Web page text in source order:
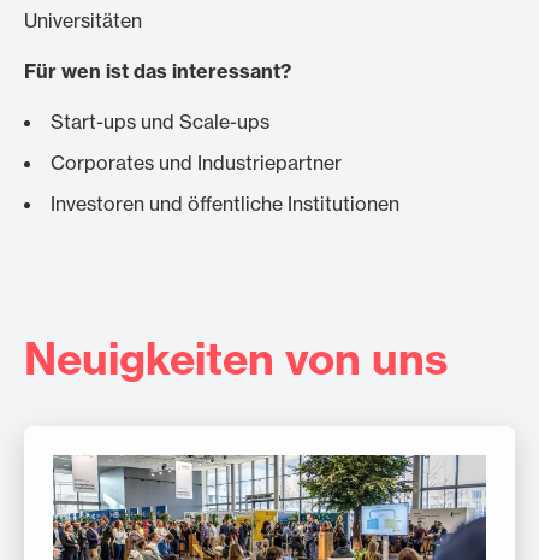
Universitäten
Für wen ist das interessant?
Start-ups und Scale-ups
Corporates und Industriepartner
Investoren und öffentliche Institutionen
Neuigkeiten von uns